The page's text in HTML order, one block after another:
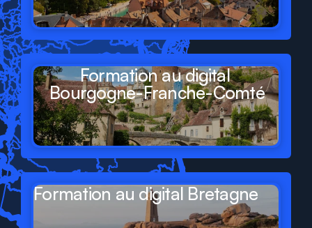
Formation au digital
Bourgogne-Franche-Comté
Formation au digital Bretagne